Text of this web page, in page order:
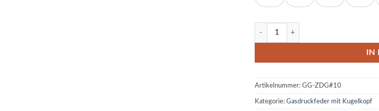
Gasdruckfeder Gasdruckdämpfer
IN
Artikelnummer: GG-ZDG#10
Kategorie: Gasdruckfeder mit Kugelkopf